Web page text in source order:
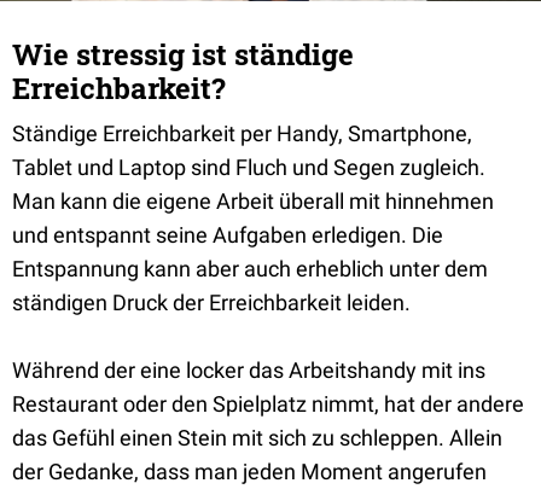
Wie stressig ist ständige
Erreichbarkeit?
Ständige Erreichbarkeit per Handy, Smartphone,
Tablet und Laptop sind Fluch und Segen zugleich.
Man kann die eigene Arbeit überall mit hinnehmen
und entspannt seine Aufgaben erledigen. Die
Entspannung kann aber auch erheblich unter dem
ständigen Druck der Erreichbarkeit leiden.
Während der eine locker das Arbeitshandy mit ins
Restaurant oder den Spielplatz nimmt, hat der andere
das Gefühl einen Stein mit sich zu schleppen. Allein
der Gedanke, dass man jeden Moment angerufen